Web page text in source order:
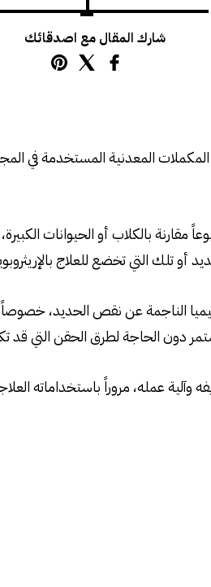
شارك المقال مع اصدقائك
المعدنية المستخدمة في
بالكلاب أو الحيوانات
تلك التي تخضع للعلاج
عمله، مروراً باستخداماته